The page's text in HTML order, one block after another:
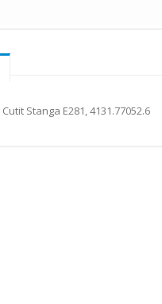
Cutit Stanga E281, 4131.77052.6